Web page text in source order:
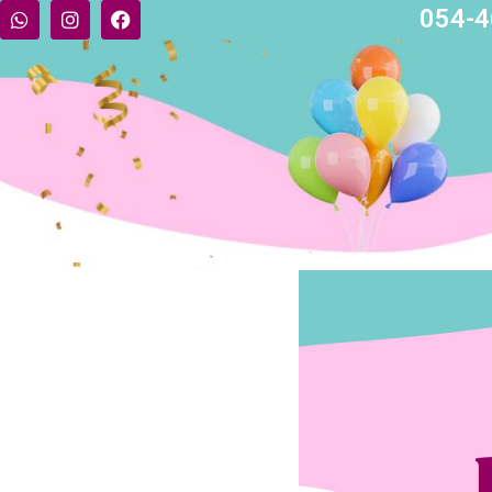
054-